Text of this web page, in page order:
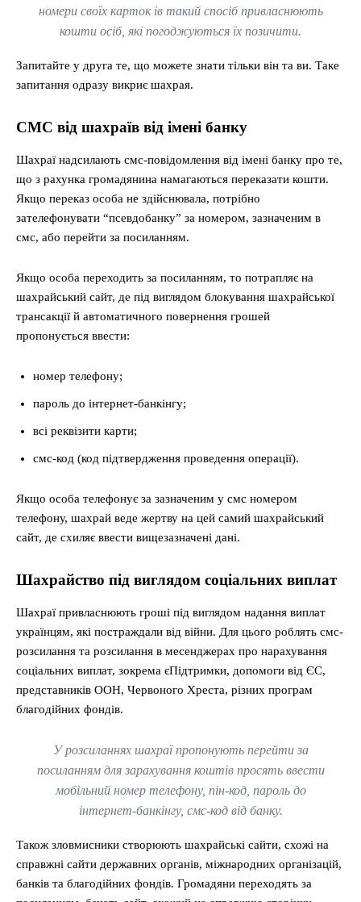
номери своїх карток ів такий спосіб привласнюють
кошти осіб, які погоджуються їх позичити.
Запитайте у друга те, що можете знати тільки він та ви. Таке
запитання одразу викриє шахрая.
СМС від шахраїв від імені банку
Шахраї надсилають смс-повідомлення від імені банку про те,
що з рахунка громадянина намагаються переказати кошти.
Якщо переказ особа не здійснювала, потрібно
зателефонувати “псевдобанку” за номером, зазначеним в
смс, або перейти за посиланням.
Якщо особа переходить за посиланням, то потрапляє на
шахрайський сайт, де під виглядом блокування шахрайської
трансакції й автоматичного повернення грошей
пропонується ввести:
номер телефону;
пароль до інтернет-банкінгу;
всі реквізити карти;
смс-код (код підтвердження проведення операції).
Якщо особа телефонує за зазначеним у смс номером
телефону, шахрай веде жертву на цей самий шахрайський
сайт, де схиляє ввести вищезазначені дані.
Шахрайство під виглядом соціальних виплат
Шахраї привласнюють гроші під виглядом надання виплат
українцям, які постраждали від війни. Для цього роблять смс-
розсилання та розсилання в месенджерах про нарахування
соціальних виплат, зокрема єПідтримки, допомоги від ЄС,
представників ООН, Червоного Хреста, різних програм
благодійних фондів.
У розсиланнях шахраї пропонують перейти за
посиланням для зарахування коштів просять ввести
мобільний номер телефону, пін-код, пароль до
інтернет-банкінгу, смс-код від банку.
Також зловмисники створюють шахрайські сайти, схожі на
справжні сайти державних органів, міжнародних організацій,
банків та благодійних фондів. Громадяни переходять за